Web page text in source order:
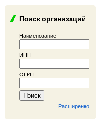
Поиск организаций
Наименование
ИНН
ОГРН
Расширенно